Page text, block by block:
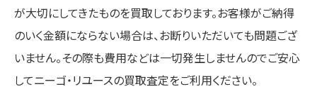
が大切にしてきたものを買取しております。お客様がご納得
のいく金額にならない場合は、お断りいただいても問題ござ
いません。その際も費用などは一切発生しませんのでご安心
してニーゴ・リユースの買取査定をご利用ください。